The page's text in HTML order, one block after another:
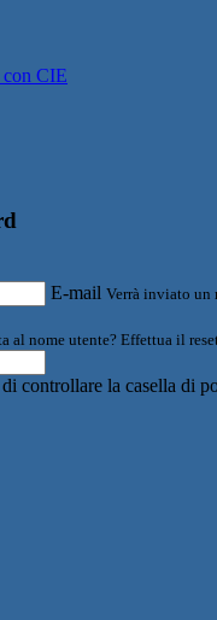
con CIE
E-mail Verrà inviato un
al nome utente? Effettua il
controllare la casella di